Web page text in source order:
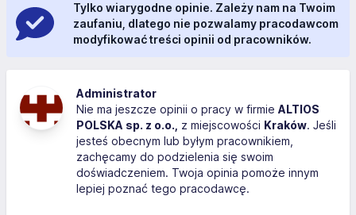
Tylko wiarygodne opinie. Zależy nam na Twoim
zaufaniu, dlatego nie pozwalamy pracodawcom
modyfikować treści opinii od pracowników.
Administrator
Nie ma jeszcze opinii o pracy w firmie ALTIOS
POLSKA sp. z o.o., z miejscowości Kraków. Jeśli
jesteś obecnym lub byłym pracownikiem,
zachęcamy do podzielenia się swoim
doświadczeniem. Twoja opinia pomoże innym
lepiej poznać tego pracodawcę.